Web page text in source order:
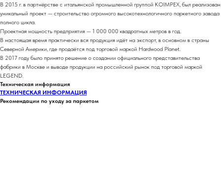
В 2015 г. в партнёрстве с итальянской промышленной группой KOIMPEX, был реализован
уникальный проект — строительство огромного высокотехнологичного паркетного завода
полного цикла.
Проектная мощность предприятия — 1 000 000 квадратных метров в год.
В настоящая время практически вся продукция идёт на экспорт, в основном в страны
Северной Америки, где продаётся под торговой маркой Hardwood Planet.
В 2017 году было принято решение о создании официального представительства
фабрики в Москве и выводе продукции на российский рынок под торговой маркой
LEGEND.
Техническая информация
ТЕХНИЧЕСКАЯ ИНФОРМАЦИЯ
Рекомендации по уходу за паркетом